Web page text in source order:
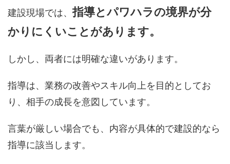
建設現場では、指導とパワハラの境界が分
かりにくいことがあります。
しかし、両者には明確な違いがあります。
指導は、業務の改善やスキル向上を目的としてお
り、相手の成長を意図しています。
言葉が厳しい場合でも、内容が具体的で建設的なら
指導に該当します。